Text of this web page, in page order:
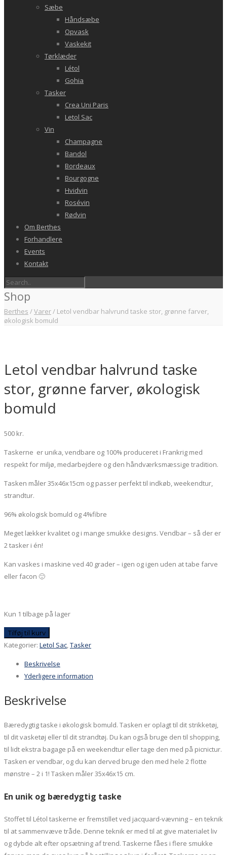
Sæbe
Håndsæbe
Opvask
Vaskekit
Tørklæder
Létol
Gohia
Tasker
Crea Uni Paris
Letol Sac
Vin
Champagne
Bandol
Bordeaux
Bourgogne
Hvidvin
Rosévin
Rødvin
Om Berthes
Forhandlere
Events
Kontakt
Shop
Berthes /Varer/ Letol vendbar halvrund taske stor, grønne farver,
økologisk bomuld
Letol vendbar halvrund taske
stor, grønne farver, økologisk
bomuld
500 kr.
Taskerne er unika, vendbare og 100% produceret i Frankrig med
respekt for miljø, medarbejdere og den håndværksmæssige tradition.
Tasken måler 35x46x15cm og passer perfekt til indkøb, weekendtur,
strandtur.
96% økologisk bomuld og 4%fibre
Meget lækker kvalitet og i mange smukke designs. Vendbar – så der er
2 tasker i én!
Kan vaskes i maskine ved 40 grader – igen og igen uden at tabe farve
eller facon 🙂
Kun 1 tilbage på lager
Letol
vendbar
farver,
bomuld
antal
Tilføj til kurv
Kategorier: Letol Sac Tasker
Beskrivelse
Yderligere information
Beskrivelse
Bæredygtig taske i økologisk bomuld. Tasken er oplagt til dit strikketøj,
til dit vasketøj eller til dit strandtøj. Du kan også bruge den til shopping,
til lidt ekstra bagage på en weekendtur eller tage den med på picnictur.
Tasken er vendbar, og du kan derved bruge den med hele 2 flotte
mønstre – 2 i 1! Tasken måler 35x46x15 cm.
En unik og bæredygtig taske
Stoffet til Létol taskerne er fremstillet ved jacquard-vævning – en teknik
til at sammenvæve tråde. Denne teknik er med til at give materialet liv
og dybde alt efter opsætning af trend. Taskerne fåes i flere smukke